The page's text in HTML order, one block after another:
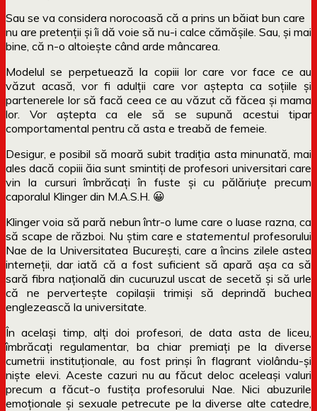
Sau se va considera norocoasă că a prins un băiat bun care
nu are pretenții și îi dă voie să nu-i calce cămășile. Sau, și mai
bine, că n-o altoiește când arde mâncarea.
Modelul se perpetuează la copiii lor care vor face ce au
văzut acasă, vor fi adulții care vor aștepta ca soțiile și
partenerele lor să facă ceea ce au văzut că făcea și mama
lor. Vor aștepta ca ele să se supună acestui tipar
comportamental pentru că asta e treabă de femeie.
Desigur, e posibil să moară subit tradiția asta minunată, mai
ales dacă copiii ăia sunt smintiți de profesori universitari care
vin la cursuri îmbrăcați în fuste și cu pălăriuțe precum
caporalul Klinger din M.A.S.H. 😀
Klinger voia să pară nebun într-o lume care o luase razna, ca
să scape de război. Nu știm care estatementul profesorului
Nae de la Universitatea București, care a încins zilele astea
interneții, dar iată că a fost suficient să apară așa ca să
sară fibra națională din cucuruzul uscat de secetă și să urle
că ne pervertește copilașii trimiși să deprindă buchea
englezească la universitate.
În același timp, alți doi profesori, de data asta de liceu,
îmbrăcați regulamentar, ba chiar premiați pe la diverse
cumetrii instituționale, au fost prinși în flagrant violându-și
niște elevi. Aceste cazuri nu au făcut deloc aceleași valuri
precum a făcut-o fustița profesorului Nae. Nici abuzurile
emoționale și sexuale petrecute pe la diverse alte catedre,